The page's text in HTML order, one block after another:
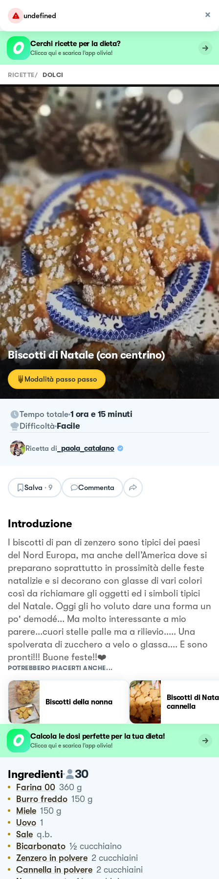
undefined
Cerchi ricette per la dieta?
Clicca qui e scarica l’app olivia!
RICETTE/ DOLCI
Biscotti di Natale (con centrino)
Modalità passo passo
Tempo totale 1 ora e 15 minuti
Difficoltà Facile
ricetta di _paola_catalano
Salva · 9 Commenta
Introduzione
I biscotti di pan di zenzero sono tipici dei paesi
del Nord Europa, ma anche dell’America dove si
preparano soprattutto in prossimità delle feste
natalizie e si decorano con glasse di vari colori
così da richiamare gli oggetti ed i simboli tipici
del Natale. Oggi gli ho voluto dare una forma un
po' demodé... Ma molto interessante a mio
parere...cuori stelle palle ma a rilievio..... Una
spolverata di zucchero a velo o glassa.... E sono
pronti!!! Buone feste!!❤️
POTREBBERO PIACERTI ANCHE...
Biscotti della nonna
Biscotti di
cannella
Calcola le dosi perfette per la tua dieta!
Clicca qui e scarica l’app olivia!
Ingredienti 30
Farina 00 360 g
Burro freddo 150 g
Miele 150 g
Uovo 1
Sale q.b.
Bicarbonato ½ cucchiaino
Zenzero in polvere 2 cucchiaini
Cannella in polvere 2 cucchiaini